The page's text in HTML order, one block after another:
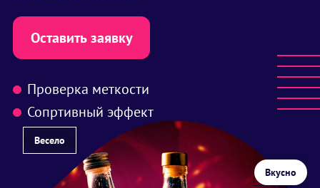
Весело
Вкусно
Оставить заявку
Проверка меткости
Сопртивный эффект